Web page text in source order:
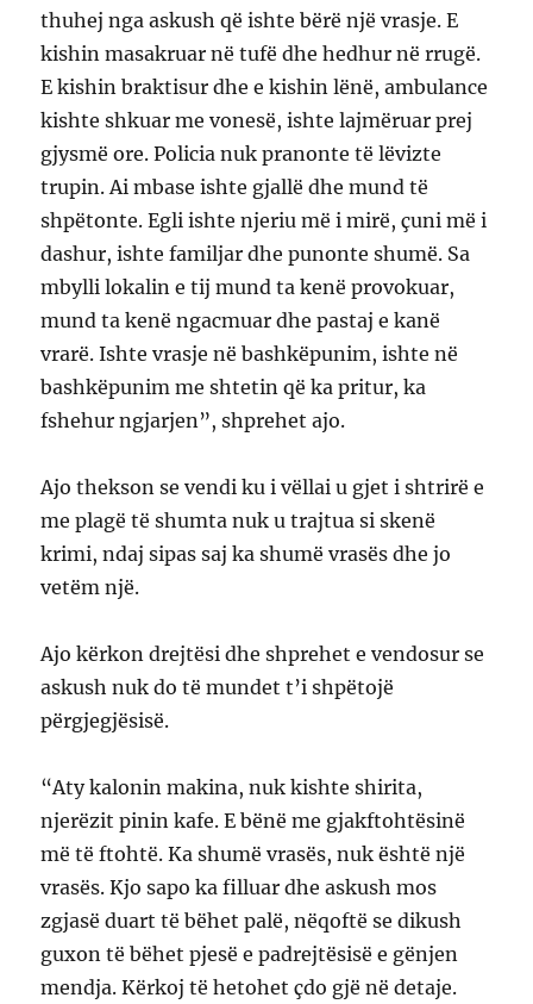
thuhej nga askush që ishte bërë një vrasje. E
kishin masakruar në tufë dhe hedhur në rrugë.
E kishin braktisur dhe e kishin lënë, ambulance
kishte shkuar me vonesë, ishte lajmëruar prej
gjysmë ore. Policia nuk pranonte të lëvizte
trupin. Ai mbase ishte gjallë dhe mund të
shpëtonte. Egli ishte njeriu më i mirë, çuni më i
dashur, ishte familjar dhe punonte shumë. Sa
mbylli lokalin e tij mund ta kenë provokuar,
mund ta kenë ngacmuar dhe pastaj e kanë
vrarë. Ishte vrasje në bashkëpunim, ishte në
bashkëpunim me shtetin që ka pritur, ka
fshehur ngjarjen”, shprehet ajo.
Ajo thekson se vendi ku i vëllai u gjet i shtrirë e
me plagë të shumta nuk u trajtua si skenë
krimi, ndaj sipas saj ka shumë vrasës dhe jo
vetëm një.
Ajo kërkon drejtësi dhe shprehet e vendosur se
askush nuk do të mundet t’i shpëtojë
përgjegjësisë.
“Aty kalonin makina, nuk kishte shirita,
njerëzit pinin kafe. E bënë me gjakftohtësinë
më të ftohtë. Ka shumë vrasës, nuk është një
vrasës. Kjo sapo ka filluar dhe askush mos
zgjasë duart të bëhet palë, nëqoftë se dikush
guxon të bëhet pjesë e padrejtësisë e gënjen
mendja. Kërkoj të hetohet çdo gjë në detaje.